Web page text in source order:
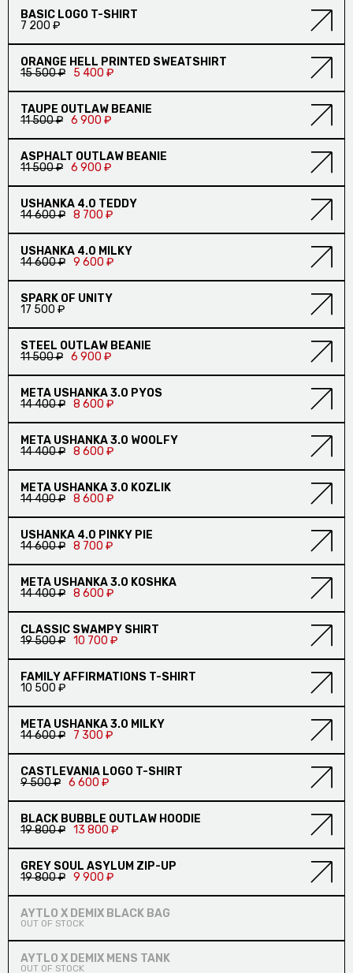
Фейсбук Инстаграм
© Аутло, 2026
BASIC LOGO T-SHIRT
7 200 ₽
СКИДКА
ORANGE HELL PRINTED SWEATSHIRT
15 500 ₽
5 400 ₽
СКИДКА
TAUPE OUTLAW BEANIE
11 500 ₽ 6 900 ₽
СКИДКА
ASPHALT OUTLAW BEANIE
11 500 ₽ 6 900 ₽
СКИДКА
USHANKA 4.0 TEDDY
14 600 ₽ 8 700 ₽
СКИДКА
USHANKA 4.0 MILKY
14 600 ₽ 9 600 ₽
SPARK OF UNITY
17 500 ₽
СКИДКА
STEEL OUTLAW BEANIE
11 500 ₽ 6 900 ₽
СКИДКА
META USHANKA 3.0 PYOS
14 400 ₽ 8 600 ₽
СКИДКА
META USHANKA 3.0 WOOLFY
14 400 ₽ 8 600 ₽
СКИДКА
META USHANKA 3.0 KOZLIK
14 400 ₽ 8 600 ₽
СКИДКА
USHANKA 4.0 PINKY PIE
14 600 ₽ 8 700 ₽
СКИДКА
META USHANKA 3.0 KOSHKA
14 400 ₽ 8 600 ₽
СКИДКА
CLASSIC SWAMPY SHIRT
19 500 ₽ 10 700 ₽
СКИДКА
FAMILY AFFIRMATIONS T-SHIRT
10 500 ₽
СКИДКА
META USHANKA 3.0 MILKY
14 600 ₽
7 300 ₽
СКИДКА
CASTLEVANIA LOGO T-SHIRT
9 500 ₽ 6 600 ₽
СКИДКА
BLACK BUBBLE OUTLAW HOODIE
19 800 ₽ 13 800 ₽
СКИДКА
GREY SOUL ASYLUM ZIP-UP
19 800 ₽ 9 900 ₽
НОВИНКА
AYTLO X DEMIX BLACK BAG
OUT OF STOCK
НОВИНКА ПРЕДЗАКАЗ
AYTLO X DEMIX MENS TANK
OUT OF STOCK